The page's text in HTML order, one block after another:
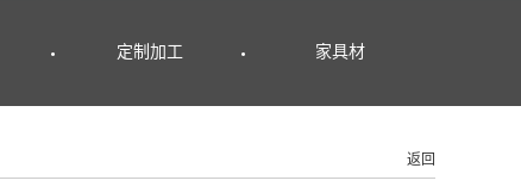
定制加工 家具材
返回